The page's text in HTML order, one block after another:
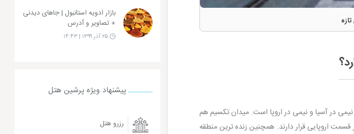
در آسیا و نیمی در اروپا است. میدان تکسیم هم
اروپایی قرار دارند. همچنین زنده ترین منطقه
بازار ادویه استانبول | جاهای دیدنی
+ تصاویر و آدرس
پیشنهاد ویژه پرشین هتل
رزرو هتل